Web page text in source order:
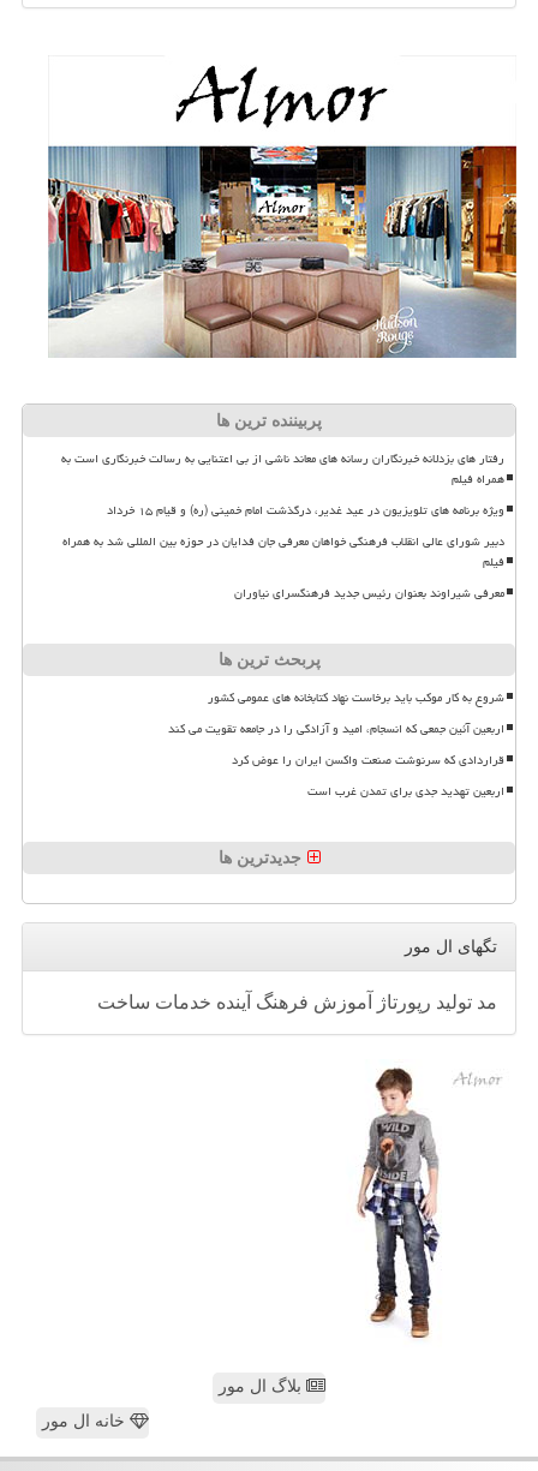
پربیننده ترین ها
رفتار های بزدلانه خبرنگاران رسانه های معاند ناشی از بی اعتنایی به رسالت خبرنگاری است به
همراه فیلم
ویژه برنامه های تلویزیون در عید غدیر، درگذشت امام خمینی (ره) و قیام ۱۵ خرداد
دبیر شورای عالی انقلاب فرهنگی خواهان معرفی جان فدایان در حوزه بین المللی شد به همراه
فیلم
معرفی شیراوند بعنوان رئیس جدید فرهنگسرای نیاوران
پربحث ترین ها
شروع به کار موکب باید برخاست نهاد کتابخانه های عمومی کشور
اربعین آئین جمعی که انسجام، امید و آزادگی را در جامعه تقویت می کند
قراردادی که سرنوشت صنعت واکسن ایران را عوض کرد
اربعین تهدید جدی برای تمدن غرب است
جدیدترین ها
تگهای ال مور
مد تولید رپورتاژ آموزش فرهنگ آینده خدمات ساخت
بلاگ ال مور
خانه ال مور